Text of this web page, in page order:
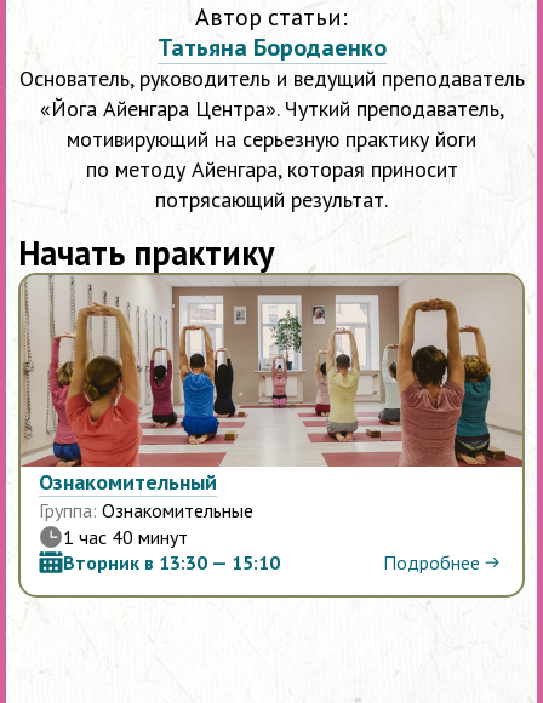
Автор статьи:
Татьяна Бородаенко
Основатель, руководитель и ведущий преподаватель
«Йога Айенгара Центра». Чуткий преподаватель,
мотивирующий на серьезную практику йоги
по методу Айенгара, которая приносит
потрясающий результат.
Начать практику
Ознакомительный
Группа: Ознакомительные
1 час 40 минут
Вторник в 13:30 — 15:10
Подробнее